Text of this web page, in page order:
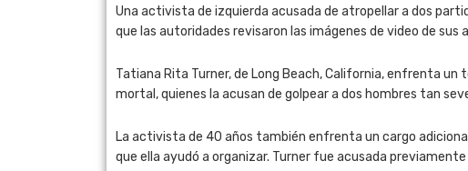
Una activista de izquierda acusada de atropellar a dos
que las autoridades revisaron las imágenes de video de
Tatiana Rita Turner, de Long Beach, California, enfrenta un
mortal, quienes la acusan de golpear a dos hombres tan
La activista de 40 años también enfrenta un cargo
que ella ayudó a organizar. Turner fue acusada